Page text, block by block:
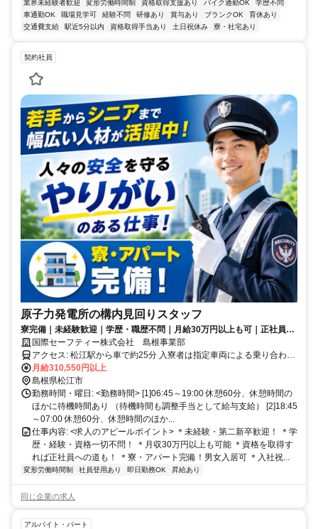
業界未経験者歓迎 変形労働時間制 資格取得支援あり バイク通勤OK
学歴不問
車通勤OK
職場見学可 経験不問 研修あり 賞与あり ブランクOK
育休あり
交通費支給
駅近5分以内 資格取得手当あり 土日祝休み 寮・社宅あり
契約社員
原子力発電所の構内見回りスタッフ
寮完備｜未経験歓迎｜学歴・職歴不問｜月給30万円以上も可｜正社員登
用可国際セーフティー株式会社 島根事業部
アクセス: 松江駅から車で約25分 入寮者は指定車両による乗り合わせ
通勤
月給310,550円以上
島根県松江市
勤務時間・曜日: <勤務時間> [1]06:45～19:00 休憩60分、休憩時間の
ほかに待機時間あり （待機時間も調整手当として給与支給） [2]18:45
～07:00 休憩60分、休憩時間のほか...
仕事内容: <求人のアピールポイント> ＊未経験・第二新卒歓迎！ ＊学
歴・経験・資格一切不問！ ＊月収30万円以上も可能 ＊資格を取得す
れば正社員への道も！ ＊寮・アパート完備！男女入居可 ＊入社祝...
変形労働時間制 社員登用あり 即日勤務OK 昇給あり
同じ企業の求人
アルバイト・パート